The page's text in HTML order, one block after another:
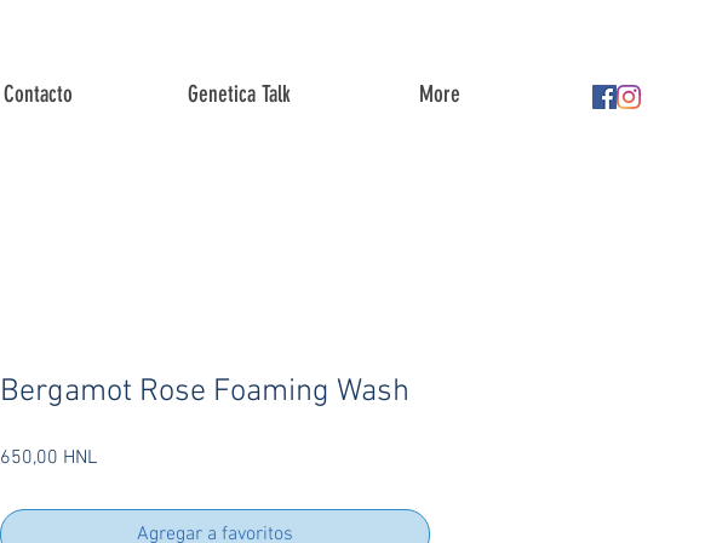
Contacto Genetica Talk More
Bergamot Rose Foaming Wash
650,00 HNLPrecio
Agregar a favoritos